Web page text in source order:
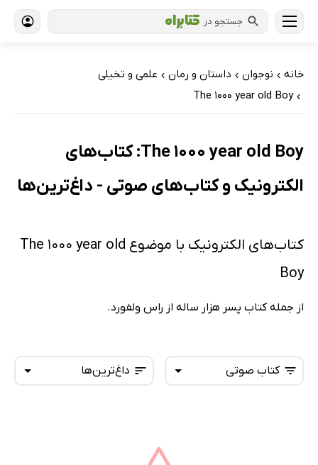
جستجو در
خانه › نوجوان › داستان و رمان › علمی و تخیلی
›
The 1000 year old Boy
The 1000 year old Boy: کتاب‌های
الکترونیک و کتاب‌های صوتی - داغ‌ترین‌ها
کتاب‌های الکترونیک با موضوع The 1000 year old
Boy
از جمله کتاب پسر هزار ساله از راس ولفورد.
داغ‌ترین‌ها کتاب صوتی